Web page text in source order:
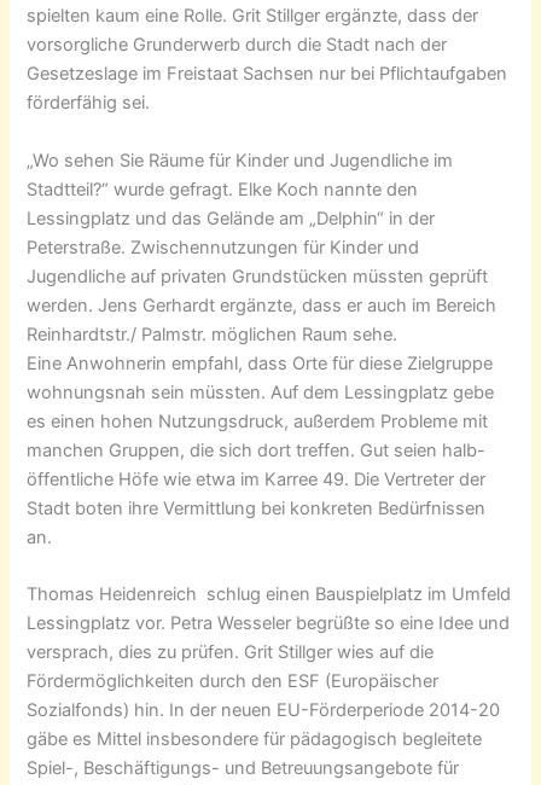
spielten kaum eine Rolle. Grit Stillger ergänzte, dass der
vorsorgliche Grunderwerb durch die Stadt nach der
Gesetzeslage im Freistaat Sachsen nur bei Pflichtaufgaben
förderfähig sei.
„Wo sehen Sie Räume für Kinder und Jugendliche im
Stadtteil?“ wurde gefragt. Elke Koch nannte den
Lessingplatz und das Gelände am „Delphin“ in der
Peterstraße. Zwischennutzungen für Kinder und
Jugendliche auf privaten Grundstücken müssten geprüft
werden. Jens Gerhardt ergänzte, dass er auch im Bereich
Reinhardtstr./ Palmstr. möglichen Raum sehe.
Eine Anwohnerin empfahl, dass Orte für diese Zielgruppe
wohnungsnah sein müssten. Auf dem Lessingplatz gebe
es einen hohen Nutzungsdruck, außerdem Probleme mit
manchen Gruppen, die sich dort treffen. Gut seien halb-
öffentliche Höfe wie etwa im Karree 49. Die Vertreter der
Stadt boten ihre Vermittlung bei konkreten Bedürfnissen
an.
Thomas Heidenreich schlug einen Bauspielplatz im Umfeld
Lessingplatz vor. Petra Wesseler begrüßte so eine Idee und
versprach, dies zu prüfen. Grit Stillger wies auf die
Fördermöglichkeiten durch den ESF (Europäischer
Sozialfonds) hin. In der neuen EU-Förderperiode 2014-20
gäbe es Mittel insbesondere für pädagogisch begleitete
Spiel-, Beschäftigungs- und Betreuungsangebote für